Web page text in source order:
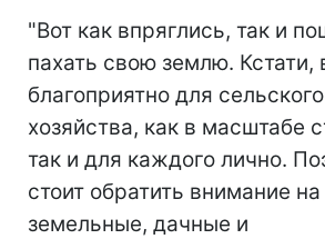
"Вот как впряглись, так и
пахать свою землю. Кстати,
благоприятно для сельского
хозяйства, как в масштабе
так и для каждого лично.
стоит обратить внимание
земельные, дачные и